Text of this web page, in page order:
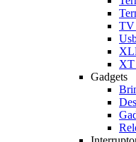
TV
XT
Gadgets